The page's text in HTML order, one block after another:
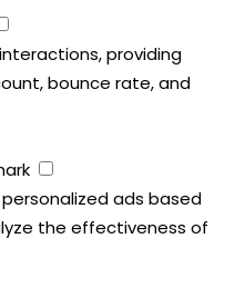
providing
bounce rate, and
ads based
the effectiveness of